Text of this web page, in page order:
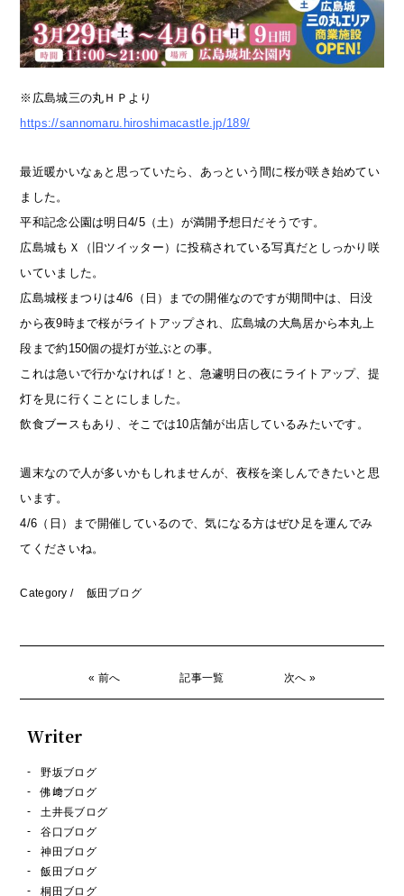
※広島城三の丸ＨＰより
https://sannomaru.hiroshimacastle.jp/189/
最近暖かいなぁと思っていたら、あっという間に桜が咲き始めてい
ました。
平和記念公園は明日4/5（土）が満開予想日だそうです。
広島城もＸ（旧ツイッター）に投稿されている写真だとしっかり咲
いていました。
広島城桜まつりは4/6（日）までの開催なのですが期間中は、日没
から夜9時まで桜がライトアップされ、広島城の大鳥居から本丸上
段まで約150個の提灯が並ぶとの事。
これは急いで行かなければ！と、急遽明日の夜にライトアップ、提
灯を見に行くことにしました。
飲食ブースもあり、そこでは10店舗が出店しているみたいです。
週末なので人が多いかもしれませんが、夜桜を楽しんできたいと思
います。
4/6（日）まで開催しているので、気になる方はぜひ足を運んでみ
てくださいね。
Category / 飯田ブログ
« 前へ 記事一覧 次へ »
Writer
野坂ブログ
佛﨑ブログ
土井長ブログ
谷口ブログ
神田ブログ
飯田ブログ
桐田ブログ